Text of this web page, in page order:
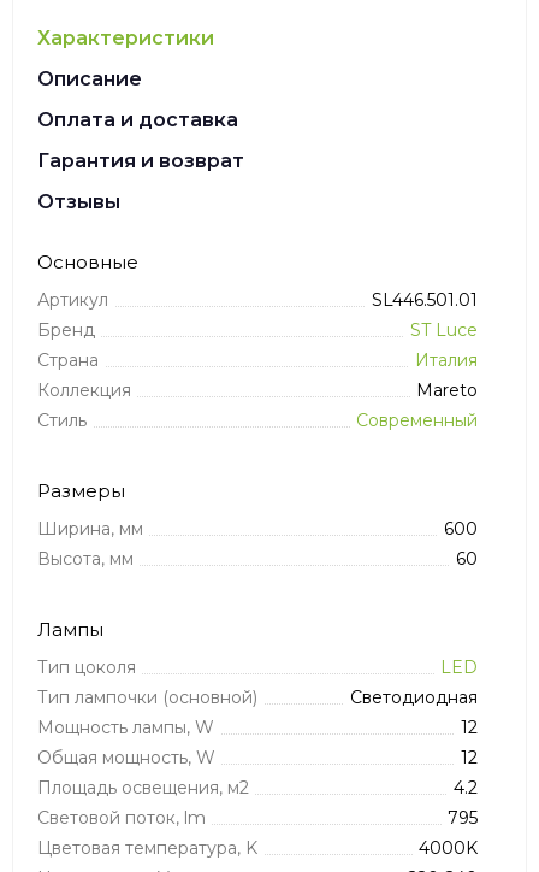
Характеристики
Описание
Оплата и доставка
Гарантия и возврат
Отзывы
Основные
Артикул
SL446.501.01
Бренд
ST Luce
Страна
Италия
Коллекция
Mareto
Стиль
Современный
Размеры
Ширина, мм
600
Высота, мм
60
Лампы
Тип цоколя
LED
Тип лампочки (основной)
Светодиодная
Мощность лампы, W
12
Общая мощность, W
12
Площадь освещения, м2
4.2
Световой поток, lm
795
Цветовая температура, K
4000K